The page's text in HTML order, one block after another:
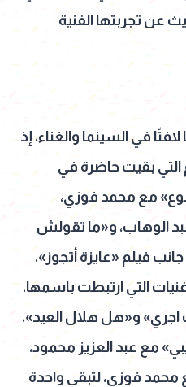
عن تجربتها الفنية
في السينما والغناء، إذ
بقيت حاضرة في
مع محمد فوزي،
الوهاب، و«ما تقولش
فيلم «عايزة أتجوز»،
التي ارتبطت باسمها،
اجري» و«هل هلال العيد»،
مع عبد العزيز محمود،
محمد فوزي، لتبقى واحدة